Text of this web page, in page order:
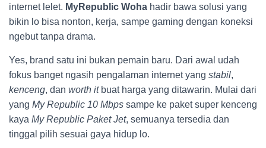
internet lelet. MyRepublic Woha hadir bawa solusi yang
bikin lo bisa nonton, kerja, sampe gaming dengan koneksi
ngebut tanpa drama.
Yes, brand satu ini bukan pemain baru. Dari awal udah
fokus banget ngasih pengalaman internet yang stabil,
kenceng, dan worth itbuat harga yang ditawarin. Mulai dari
yang My Republic 10 Mbps sampe ke paket super kenceng
kaya My Republic Paket Jet, semuanya tersedia dan
tinggal pilih sesuai gaya hidup lo.